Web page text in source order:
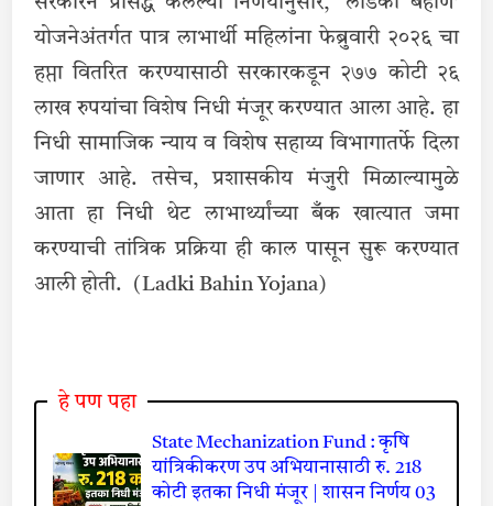
योजनेअंतर्गत पात्र लाभार्थी महिलांना फेब्रुवारी २०२६ चा
हप्ता वितरित करण्यासाठी सरकारकडून २७७ कोटी २६
लाख रुपयांचा विशेष निधी मंजूर करण्यात आला आहे. हा
निधी सामाजिक न्याय व विशेष सहाय्य विभागातर्फे दिला
जाणार आहे. तसेच, प्रशासकीय मंजुरी मिळाल्यामुळे
आता हा निधी थेट लाभार्थ्यांच्या बँक खात्यात जमा
करण्याची तांत्रिक प्रक्रिया ही काल पासून सुरू करण्यात
आली होती. (Ladki Bahin Yojana)
हे पण पहा
State Mechanization Fund : कृषि
यांत्रिकीकरण उप अभियानासाठी रु. 218
कोटी इतका निधी मंजूर | शासन निर्णय 03